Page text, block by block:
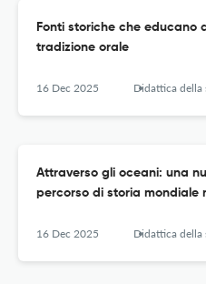
Fonti storiche che educano
tradizione orale
16 Dec 2025 Didattica della storia – Journal of Research and
Attraverso gli oceani: una
percorso di storia mondiale
16 Dec 2025 Didattica della storia – Journal of Research and